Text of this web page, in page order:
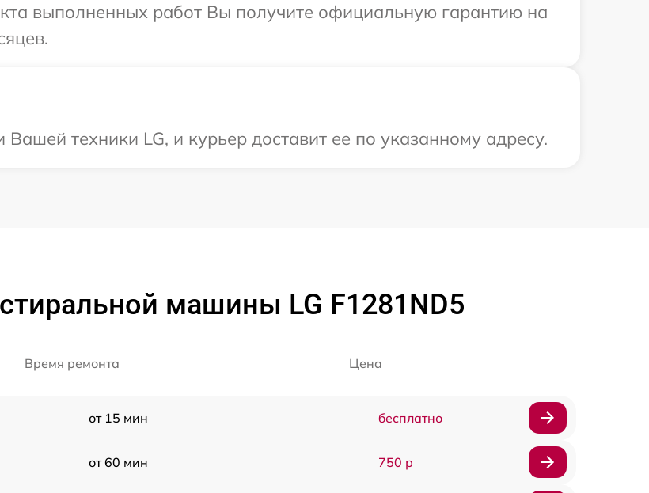
выполненных работ Вы получите официальную гарантию на
техники LG, и курьер доставит ее по указанному адресу.
машины LG F1281ND5
Время ремонта Цена
от 15 мин бесплатно
от 60 мин 750 р